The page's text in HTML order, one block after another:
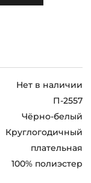
Нет в наличии
П-2557
Чёрно-белый
Круглогодичный
плательная
100% полиэстер